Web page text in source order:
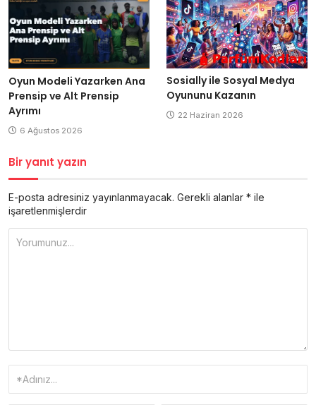
Oyun Modeli Yazarken Ana
Prensip ve Alt Prensip
Ayrımı
6 Ağustos 2026
Sosially ile Sosyal Medya
Oyununu Kazanın
22 Haziran 2026
Bir yanıt yazın
E-posta adresiniz yayınlanmayacak. Gerekli alanlar * ile
işaretlenmişlerdir